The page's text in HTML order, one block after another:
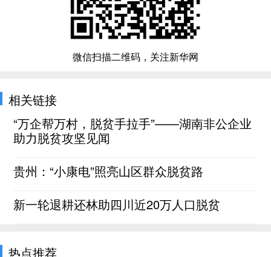
微信扫描二维码，关注新华网
相关链接
“万企帮万村，脱贫手拉手”——湖南非公企业
助力脱贫攻坚见闻
贵州：“小康电”照亮山区群众脱贫路
新一轮退耕还林助四川近20万人口脱贫
热点推荐